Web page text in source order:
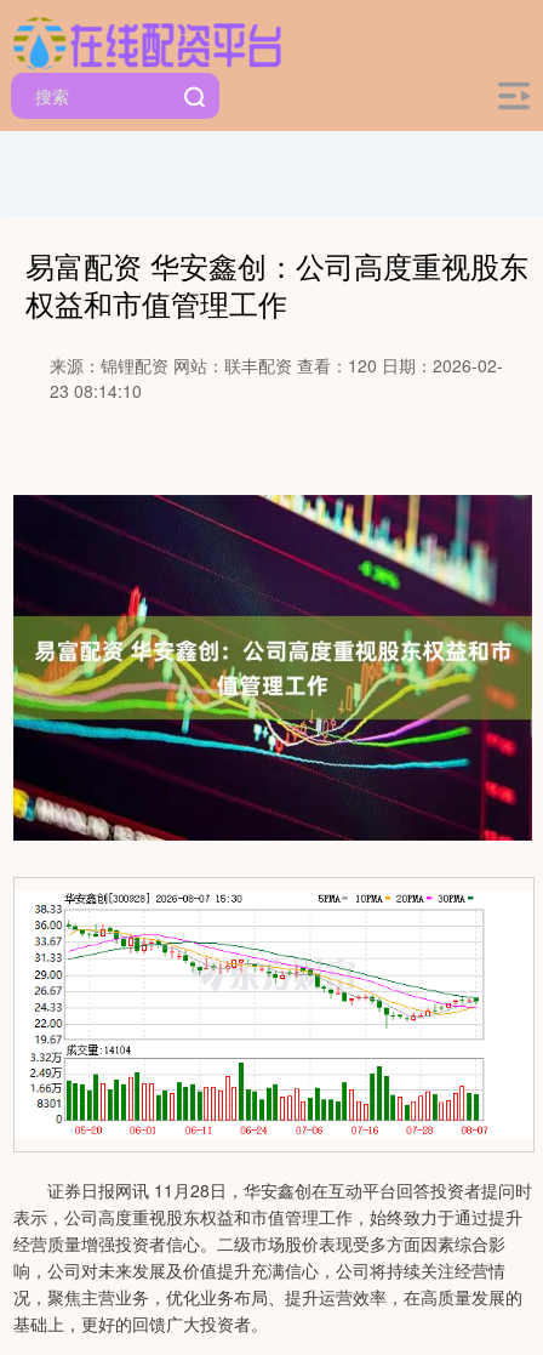
易富配资 华安鑫创：公司高度重视股东
权益和市值管理工作
来源：锦锂配资 网站：联丰配资 查看：120 日期：2026-02-
23 08:14:10
证券日报网讯 11月28日，华安鑫创在互动平台回答投资者提问时
表示，公司高度重视股东权益和市值管理工作，始终致力于通过提升
经营质量增强投资者信心。二级市场股价表现受多方面因素综合影
响，公司对未来发展及价值提升充满信心，公司将持续关注经营情
况，聚焦主营业务，优化业务布局、提升运营效率，在高质量发展的
基础上，更好的回馈广大投资者。